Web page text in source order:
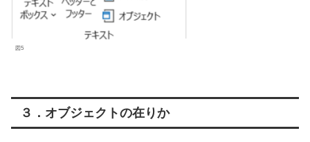
図5
３．オブジェクトの在りか